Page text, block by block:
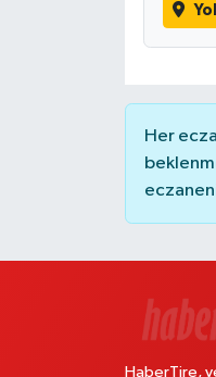
Her
HaberTire,